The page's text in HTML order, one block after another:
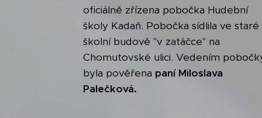
oficiálně zřízena pobočka Hudební
školy Kadaň. Pobočka sídlila ve staré
školní budově "v zatáčce" na
Chomutovské ulici. Vedením
byla pověřena paní Miloslava
Palečková.